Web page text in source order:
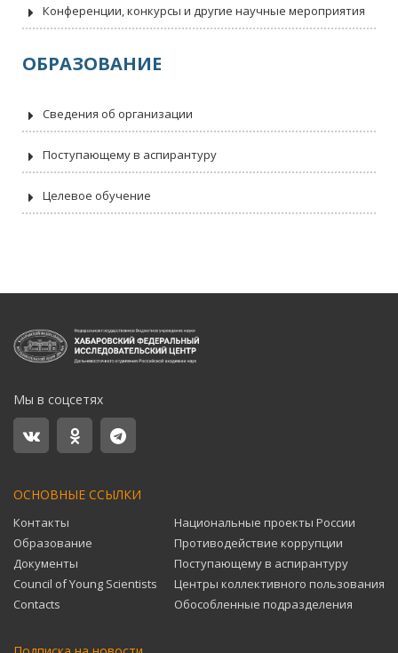
Конференции, конкурсы и другие научные мероприятия
ОБРАЗОВАНИЕ
Сведения об организации
Поступающему в аспирантуру
Целевое обучение
Мы в соцсетях
ОСНОВНЫЕ ССЫЛКИ
Контакты
Образование
Документы
Council of Young Scientists
Contacts
Национальные проекты России
Противодействие коррупции
Поступающему в аспирантуру
Центры коллективного пользования
Обособленные подразделения